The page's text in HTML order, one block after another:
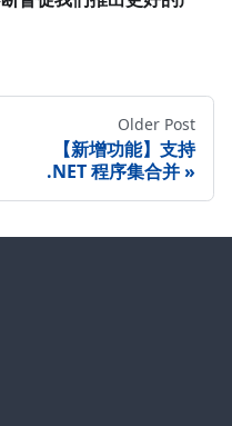
Older Post
【新增功能】支持
.NET 程序集合并»